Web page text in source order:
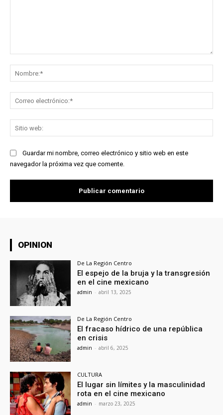
Guardar mi nombre, correo electrónico y sitio web en este
navegador la próxima vez que comente.
OPINION
De La Región Centro
El espejo de la bruja y la transgresión
en el cine mexicano
admin - abril 13, 2025
De La Región Centro
El fracaso hídrico de una república
en crisis
admin - abril 6, 2025
CULTURA
El lugar sin límites y la masculinidad
rota en el cine mexicano
admin - marzo 23, 2025